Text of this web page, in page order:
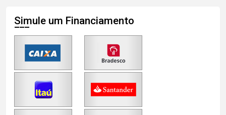
Simule um Financiamento